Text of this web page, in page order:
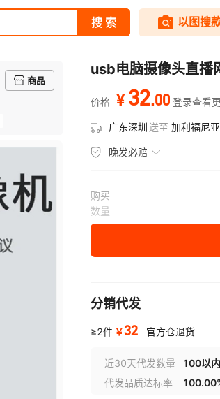
商品
usb电脑摄像头直播
价格 ¥ 32.00 登录查看
广东深圳送至 加利福尼
晚发必赔
购买
数量
分销代发
≥2件 ￥32 官方仓退货
近30天代发数量 100以内
代发品质达标率